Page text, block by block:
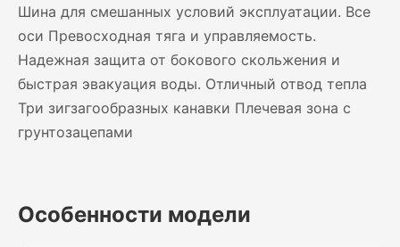
Шина для смешанных условий эксплуатации. Все
оси Превосходная тяга и управляемость.
Надежная защита от бокового скольжения и
быстрая эвакуация воды. Отличный отвод тепла
Три зигзагообразных канавки Плечевая зона с
грунтозацепами
Особенности модели